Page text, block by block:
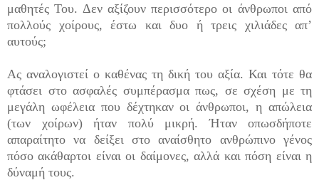
μαθητές Του. Δεν αξίζουν περισσότερο οι άνθρωποι από
πολλούς χοίρους, έστω και δυο ή τρεις χιλιάδες απ’
αυτούς;
Ας αναλογιστεί ο καθένας τη δική του αξία. Και τότε θα
φτάσει στο ασφαλές συμπέρασμα πως, σε σχέση με τη
μεγάλη ωφέλεια που δέχτηκαν οι άνθρωποι, η απώλεια
(των χοίρων) ήταν πολύ μικρή. Ήταν οπωσ­δήποτε
απαραίτητο να δείξει στο αναίσθητο ανθρώπινο γένος
πόσο ακάθαρτοι είναι οι δαίμονες, αλλά και πόση είναι η
δύναμή τους.